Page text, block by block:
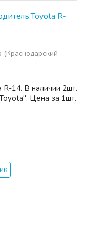
R-
(Краснодарский
14. В наличии 2шт.
Цена за 1шт.